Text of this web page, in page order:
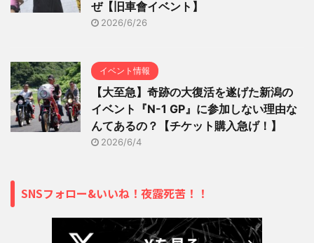
ぜ【旧車會イベント】
2026/6/26
イベント情報
【大至急】奇跡の大復活を遂げた新潟の
イベント『N-1 GP』に参加しない理由な
んてあるの？【チケット購入急げ！】
2026/6/4
SNSフォロー&いいね！夜露死苦！！